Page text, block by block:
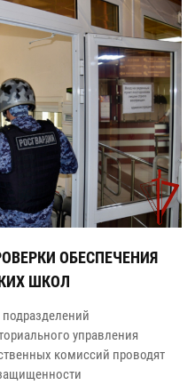
ОБЕСПЕЧЕНИЯ
ШКОЛ
подразделений
управления
комиссий проводят